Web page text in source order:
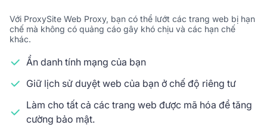
Với ProxySite Web Proxy, bạn có thể lướt các trang web bị hạn
chế mà không có quảng cáo gây khó chịu và các hạn chế
khác.
Ẩn danh tính mạng của bạn
Giữ lịch sử duyệt web của bạn ở chế độ riêng tư
Làm cho tất cả các trang web được mã hóa để tăng
cường bảo mật.